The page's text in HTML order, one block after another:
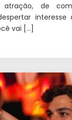
atração, de
interesse
vai […]